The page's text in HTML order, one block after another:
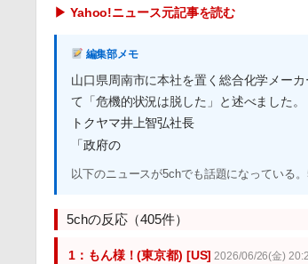
▶ Yahoo!ニュース元記事を読む
編集部メモ
山口県周南市に本社を置く総合化学メー
て「危機的状況は脱した」と述べました。
トクヤマ井上智弘社長
「政府の
以下のニュースが5chでも話題になっている
5chの反応（405件）
1：もん様！(東京都) [US] 2026/06/26(金)